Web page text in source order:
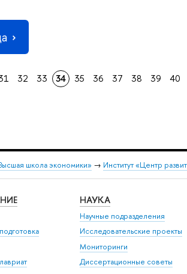
32 33 34 35 36 37 38 39 40
школа экономики» → Институт «Центр
НАУКА
Научные подразделения
Исследовательские проекты
Мониторинги
Диссертационные советы